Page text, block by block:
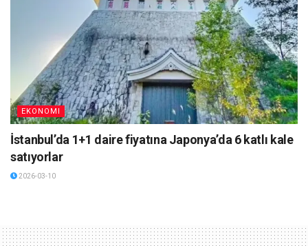
EKONOMI
İstanbul’da 1+1 daire fiyatına Japonya’da 6 katlı kale
satıyorlar
2026-03-10